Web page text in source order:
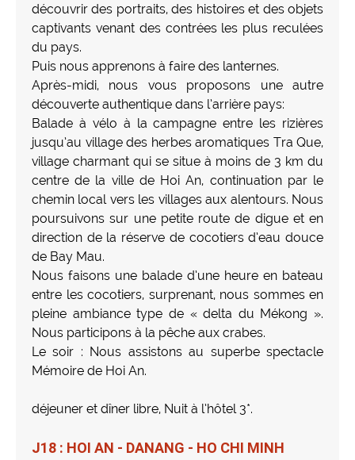
découvrir des portraits, des histoires et des objets
captivants venant des contrées les plus reculées
du pays.
Puis nous apprenons à faire des lanternes.
Après-midi, nous vous proposons une autre
découverte authentique dans l’arrière pays:
Balade à vélo à la campagne entre les rizières
jusqu’au village des herbes aromatiques Tra Que,
village charmant qui se situe à moins de 3 km du
centre de la ville de Hoi An, continuation par le
chemin local vers les villages aux alentours. Nous
poursuivons sur une petite route de digue et en
direction de la réserve de cocotiers d’eau douce
de Bay Mau.
Nous faisons une balade d’une heure en bateau
entre les cocotiers, surprenant, nous sommes en
pleine ambiance type de « delta du Mékong ».
Nous participons à la pêche aux crabes.
Le soir : Nous assistons au superbe spectacle
Mémoire de Hoi An.
déjeuner et dîner libre, Nuit à l’hôtel 3*.
J18 : HOI AN - DANANG - HO CHI MINH